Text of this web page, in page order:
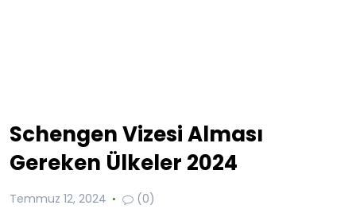
Schengen Vizesi Alması
Gereken Ülkeler 2024
Temmuz 12, 2024 (0)